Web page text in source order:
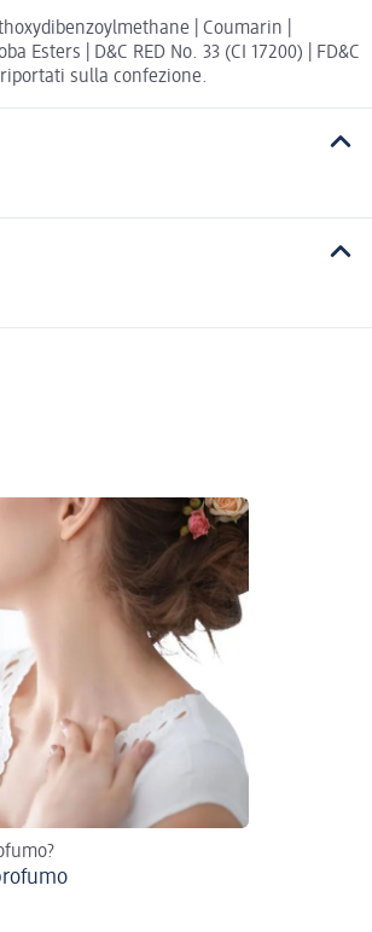
| Coumarin |
Esters | D&C RED No. 33 (CI 17200) | FD&C
riportati sulla confezione.